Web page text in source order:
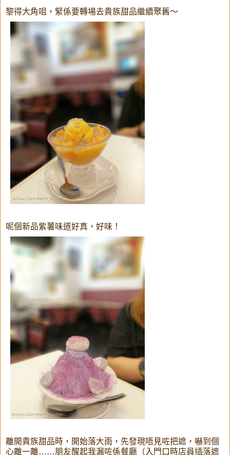
黎得大角咀，緊係要轉場去貴族甜品繼續聚舊～
呢個新品紫薯味道好真，好味！
離開貴族甜品時，開始落大雨，先發現唔見咗把遮，嚇到個
心離一離……朋友醒起我漏咗係餐廳（入門口時店員插落遮